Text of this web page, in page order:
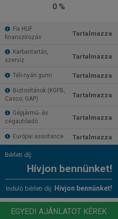
0 %
Fix HUF
finanszírozás
Tartalmazza
Karbantartás,
szerviz
Tartalmazza
Téli-nyári gumi Tartalmazza
Biztosítások (KGFB,
Casco, GAP)
Tartalmazza
Gépjármű- és
cégautóadó
Tartalmazza
Európai assistance Tartalmazza
Bérleti díj:
Hívjon bennünket!
Induló bérleti díj: Hívjon bennünket!
EGYEDI AJÁNLATOT KÉREK